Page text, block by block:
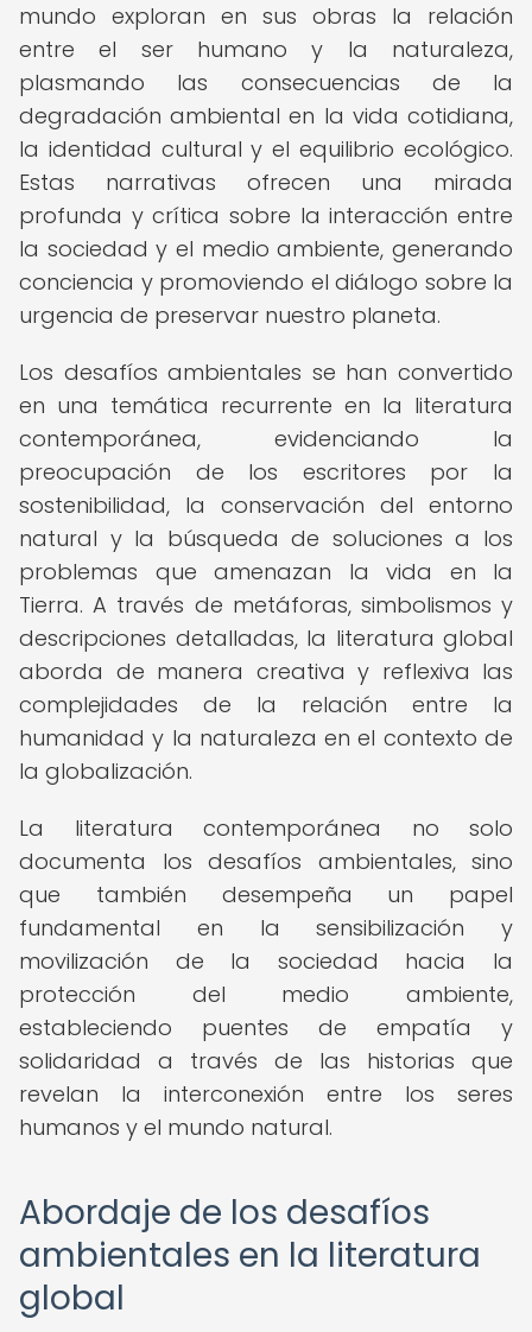
mundo exploran en sus obras la relación
entre el ser humano y la naturaleza,
plasmando las consecuencias de la
degradación ambiental en la vida cotidiana,
la identidad cultural y el equilibrio ecológico.
Estas narrativas ofrecen una mirada
profunda y crítica sobre la interacción entre
la sociedad y el medio ambiente, generando
conciencia y promoviendo el diálogo sobre la
urgencia de preservar nuestro planeta.
Los desafíos ambientales se han convertido
en una temática recurrente en la literatura
contemporánea, evidenciando la
preocupación de los escritores por la
sostenibilidad, la conservación del entorno
natural y la búsqueda de soluciones a los
problemas que amenazan la vida en la
Tierra. A través de metáforas, simbolismos y
descripciones detalladas, la literatura global
aborda de manera creativa y reflexiva las
complejidades de la relación entre la
humanidad y la naturaleza en el contexto de
la globalización.
La literatura contemporánea no solo
documenta los desafíos ambientales, sino
que también desempeña un papel
fundamental en la sensibilización y
movilización de la sociedad hacia la
protección del medio ambiente,
estableciendo puentes de empatía y
solidaridad a través de las historias que
revelan la interconexión entre los seres
humanos y el mundo natural.
Abordaje de los desafíos
ambientales en la literatura
global